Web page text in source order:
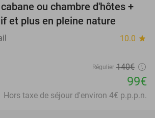
29%
ou chambre d'hôtes +
et plus en pleine nature
10.0 star
Régulier 140€
99€
Hors taxe de séjour d'environ 4€ p.p.p.n.